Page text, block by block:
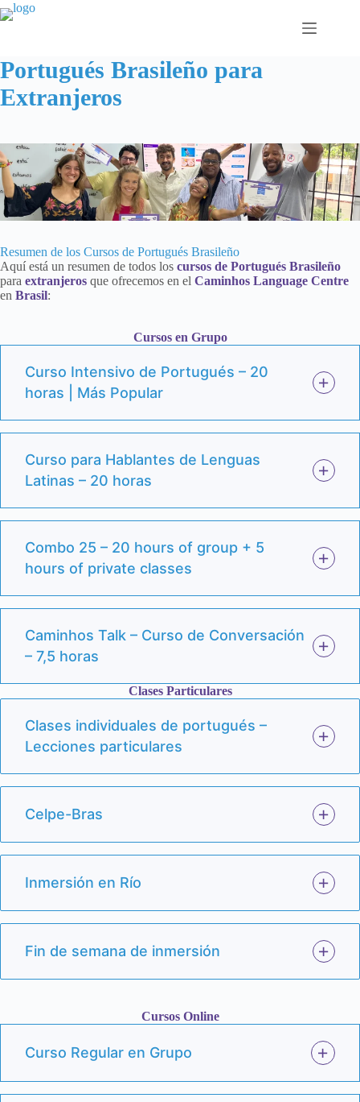
Saltar
al
Portugués Brasileño para
Extranjeros
Resumen de los Cursos de Portugués Brasileño
Aquí está un resumen de todos los cursos de Portugués Brasileño
para extranjeros que ofrecemos en el Caminhos Language Centre
en Brasil:
Cursos en Grupo
Curso Intensivo de Portugués – 20
horas | Más Popular
Curso para Hablantes de Lenguas
Latinas – 20 horas
Combo 25 – 20 hours of group + 5
hours of private classes
Caminhos Talk – Curso de Conversación
– 7,5 horas
Clases Particulares
Clases individuales de portugués –
Lecciones particulares
Celpe-Bras
Inmersión en Río
Fin de semana de inmersión
Cursos Online
Curso Regular en Grupo